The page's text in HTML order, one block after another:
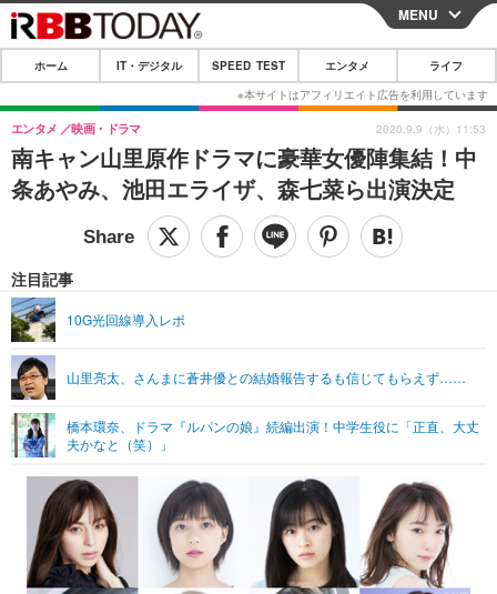
CLOSE
ホーム
IT・デジタル
IT・デジタルTOP スマートフォン
ショッピング その他
SPEED TEST
エンタメTOP 映画・ドラマ
グラビア ブログ
ショッピング その他
ライフTOP
リリース一覧
プッシュ通知の停止方法
MENU
ホーム IT・デジタル SPEED TEST エンタメ ライフ
南キャン山里原作ドラマに豪華女優陣集結！中
条あやみ、池田エライザ、森七菜ら出演決定
エンタメ 映画・ドラマ
注目記事
10G光回線導入レポ
山里亮太、さんまに蒼井優との結婚報告するも信じてもらえず……
橋本環奈、ドラマ『ルパンの娘』続編出演！中学生役に「正直、大丈
夫かなと（笑）」
2020.9.9（水）11:53